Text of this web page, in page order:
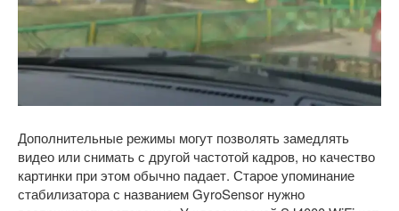
Дополнительные режимы могут позволять замедлять
видео или снимать с другой частотой кадров, но качество
картинки при этом обычно падает. Старое упоминание
стабилизатора с названием GyroSensor нужно